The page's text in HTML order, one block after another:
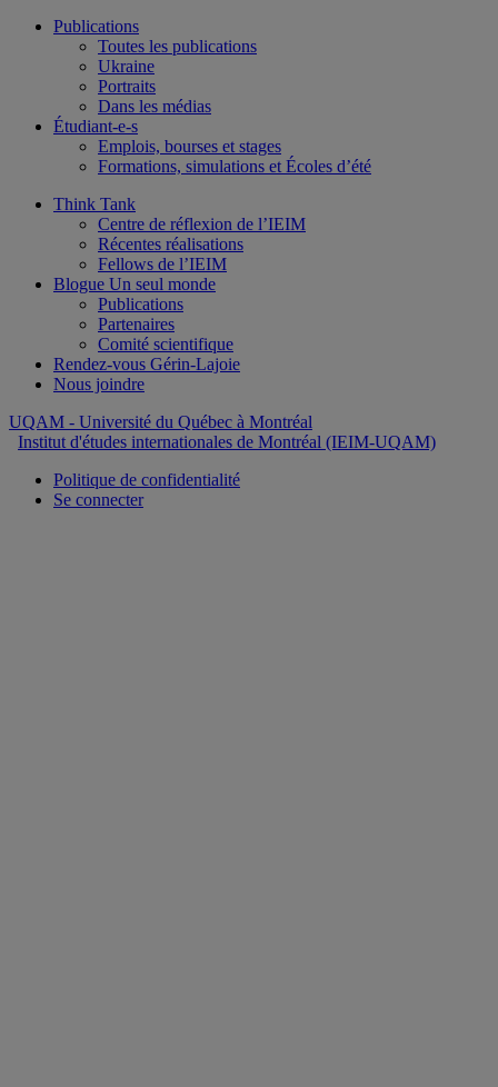
Publications
Toutes les publications
Ukraine
Portraits
Dans les médias
Étudiant-e-s
Emplois, bourses et stages
Formations, simulations et Écoles d’été
Think Tank
Centre de réflexion de l’IEIM
Récentes réalisations
Fellows de l’IEIM
Blogue Un seul monde
Publications
Partenaires
Comité scientifique
Rendez-vous Gérin-Lajoie
Nous joindre
UQAM - Université du Québec à Montréal
Institut d'études internationales de Montréal (IEIM-UQAM)
Politique de confidentialité
Se connecter